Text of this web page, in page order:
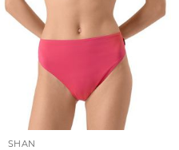
SHAN